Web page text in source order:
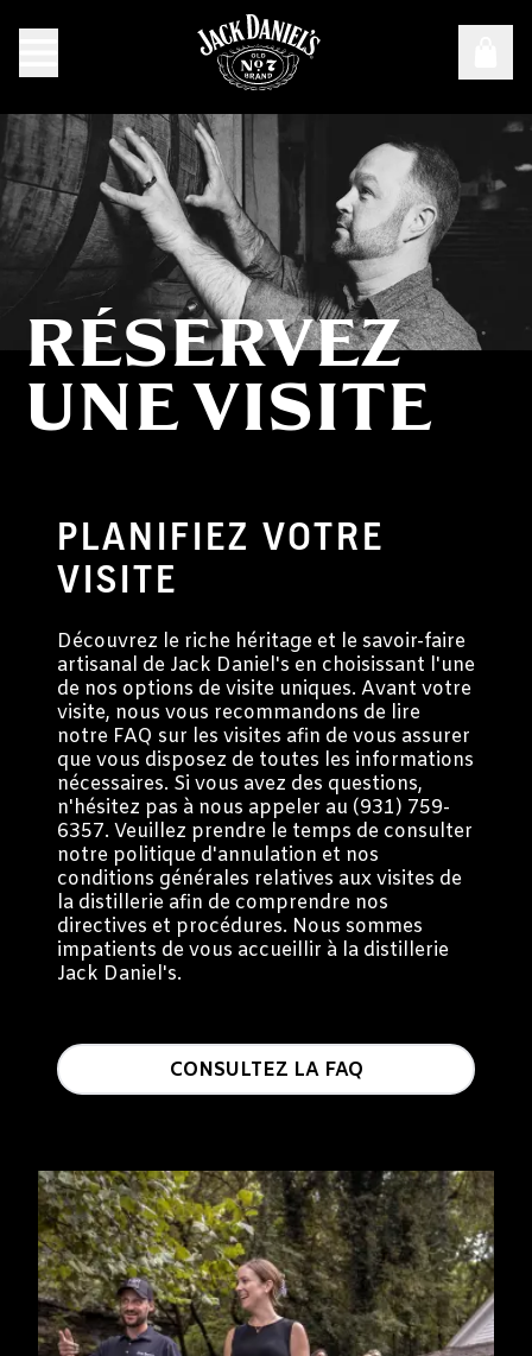
Réservez une visite
RÉSERVEZ
UNE VISITE
PLANIFIEZ VOTRE
VISITE
Découvrez le riche héritage et le savoir-faire
artisanal de Jack Daniel's en choisissant l'une
de nos options de visite uniques. Avant votre
visite, nous vous recommandons de lire
notre FAQ sur les visites afin de vous assurer
que vous disposez de toutes les informations
nécessaires. Si vous avez des questions,
n'hésitez pas à nous appeler au (931) 759-
6357. Veuillez prendre le temps de consulter
notre politique d'annulation et nos
conditions générales relatives aux visites de
la distillerie afin de comprendre nos
directives et procédures. Nous sommes
impatients de vous accueillir à la distillerie
Jack Daniel's.
CONSULTEZ LA FAQ